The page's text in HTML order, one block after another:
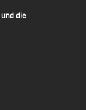
und die